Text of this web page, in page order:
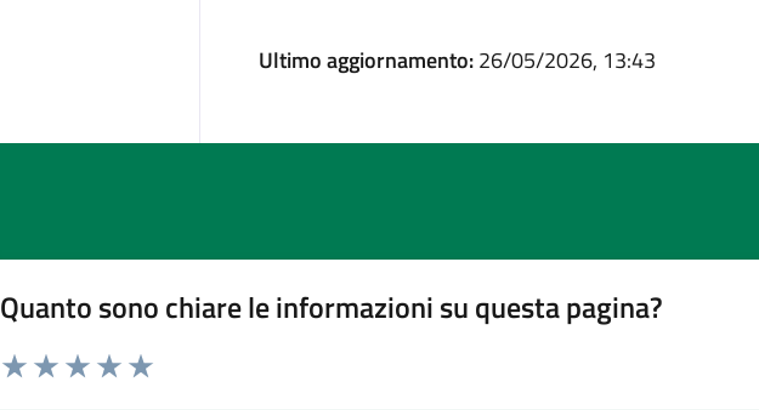
Ultimo aggiornamento:26/05/2026, 13:43
Quanto sono chiare le informazioni su questa pagina?
Valuta da 1 a 5 stelle la pagina